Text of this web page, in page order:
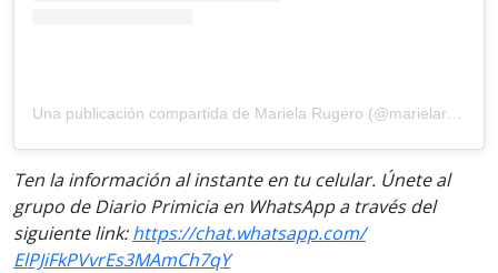
Ten la información al instante en tu celular. Únete al
grupo de Diario Primicia en WhatsApp a través del
siguiente link:https://chat.whatsapp.com/
ElPJiFkPVvrEs3MAmCh7qY